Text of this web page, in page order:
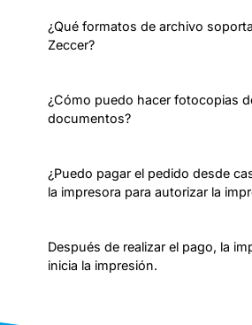
¿Qué formatos de archivo
Zeccer?
¿Cómo puedo hacer fotocopias
documentos?
¿Puedo pagar el pedido desde
la impresora para autorizar la
Después de realizar el pago, la
inicia la impresión.